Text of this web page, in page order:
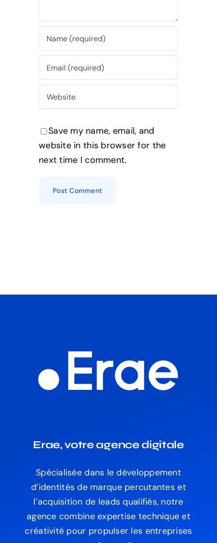
Save my name, email, and
website in this browser for the
next time I comment.
Erae, votre agence digitale
Spécialisée dans le développement
d’identités de marque percutantes et
l’acquisition de leads qualifiés, notre
agence combine expertise technique et
créativité pour propulser les entreprises